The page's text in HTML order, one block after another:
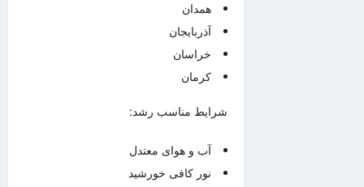
همدان
آذربایجان
خراسان
کرمان
شرایط مناسب رشد:
آب و هوای معتدل
نور کافی خورشید